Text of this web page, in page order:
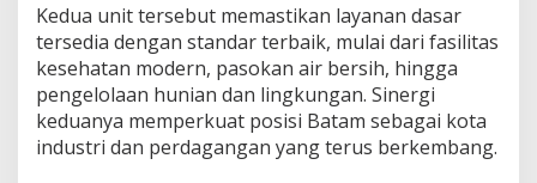
u
a
l
i
t
a
s
Kedua unit tersebut memastikan layanan dasar
tersedia dengan standar terbaik, mulai dari fasilitas
kesehatan modern, pasokan air bersih, hingga
pengelolaan hunian dan lingkungan. Sinergi
keduanya memperkuat posisi Batam sebagai kota
industri dan perdagangan yang terus berkembang.